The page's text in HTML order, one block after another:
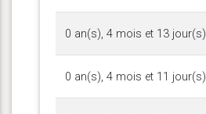
0 an(s), 4 mois et 13 jour(s)
0 an(s), 4 mois et 11 jour(s)